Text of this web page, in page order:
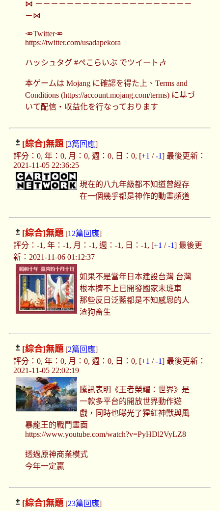
⋈ －－－－－－－－－－－－－－－－－－－－
－⋈
🥕Twitter🥕
https://twitter.com/usadapekora
ハッシュタグ #ぺこらいぶ でツイート🎶
本ゲームは Mojang に確認を得た上、Terms and
Conditions (https://account.mojang.com/terms) に基づ
いて配信・収益化を行なっております
[綜合]無題[3篇回應]
評分：0, 年：0, 月：0, 週：0, 日：0, [+1 /-1] 最後更新：
2021-11-05 22:36:25
現在的八九年級都不知道曾經存
在一個幾乎都是神作的動畫頻道
[綜合]無題[12篇回應]
評分：-1, 年：-1, 月：-1, 週：-1, 日：-1, [+1 /-1] 最後更
新：2021-11-06 01:12:37
如果不是當年日本建設台灣 台灣
根本擠不上已開發國家末班車
那些反日泛藍都是不知感恩的人
渣狗畜生
[綜合]無題[2篇回應]
評分：0, 年：0, 月：0, 週：0, 日：0, [+1 /-1] 最後更新：
2021-11-05 22:02:19
騰訊表明《王者榮耀：世界》是
一款多平台的開放世界動作遊
戲，同時也曝光了猩紅神獸與風
暴龍王的戰鬥畫面
https://www.youtube.com/watch?v=PyHDl2VyLZ8
透過原神商業模式
今年一定贏
[綜合]無題[23篇回應]